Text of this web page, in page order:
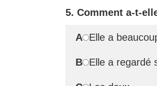
5. Comment a-t-
A Elle a
B Elle a regardé